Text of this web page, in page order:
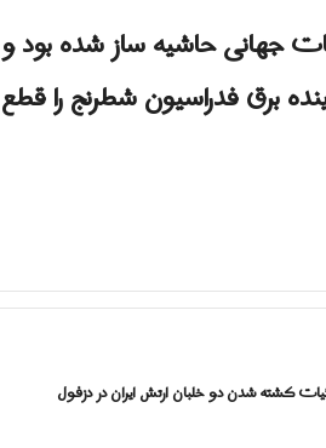
جهانی حاشیه ساز شده بود و
یک سازمان فعالیت می کند ، از وزیر نیرو خواسته است تا 10 روز آینده برق فدراسیون شطرنج را قطع
کشته شدن دو خلبان ارتش ایران در دزفول